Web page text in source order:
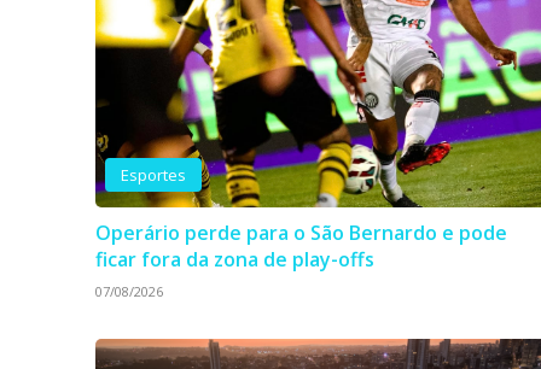
Esportes
Operário perde para o São Bernardo e pode
ficar fora da zona de play-offs
07/08/2026